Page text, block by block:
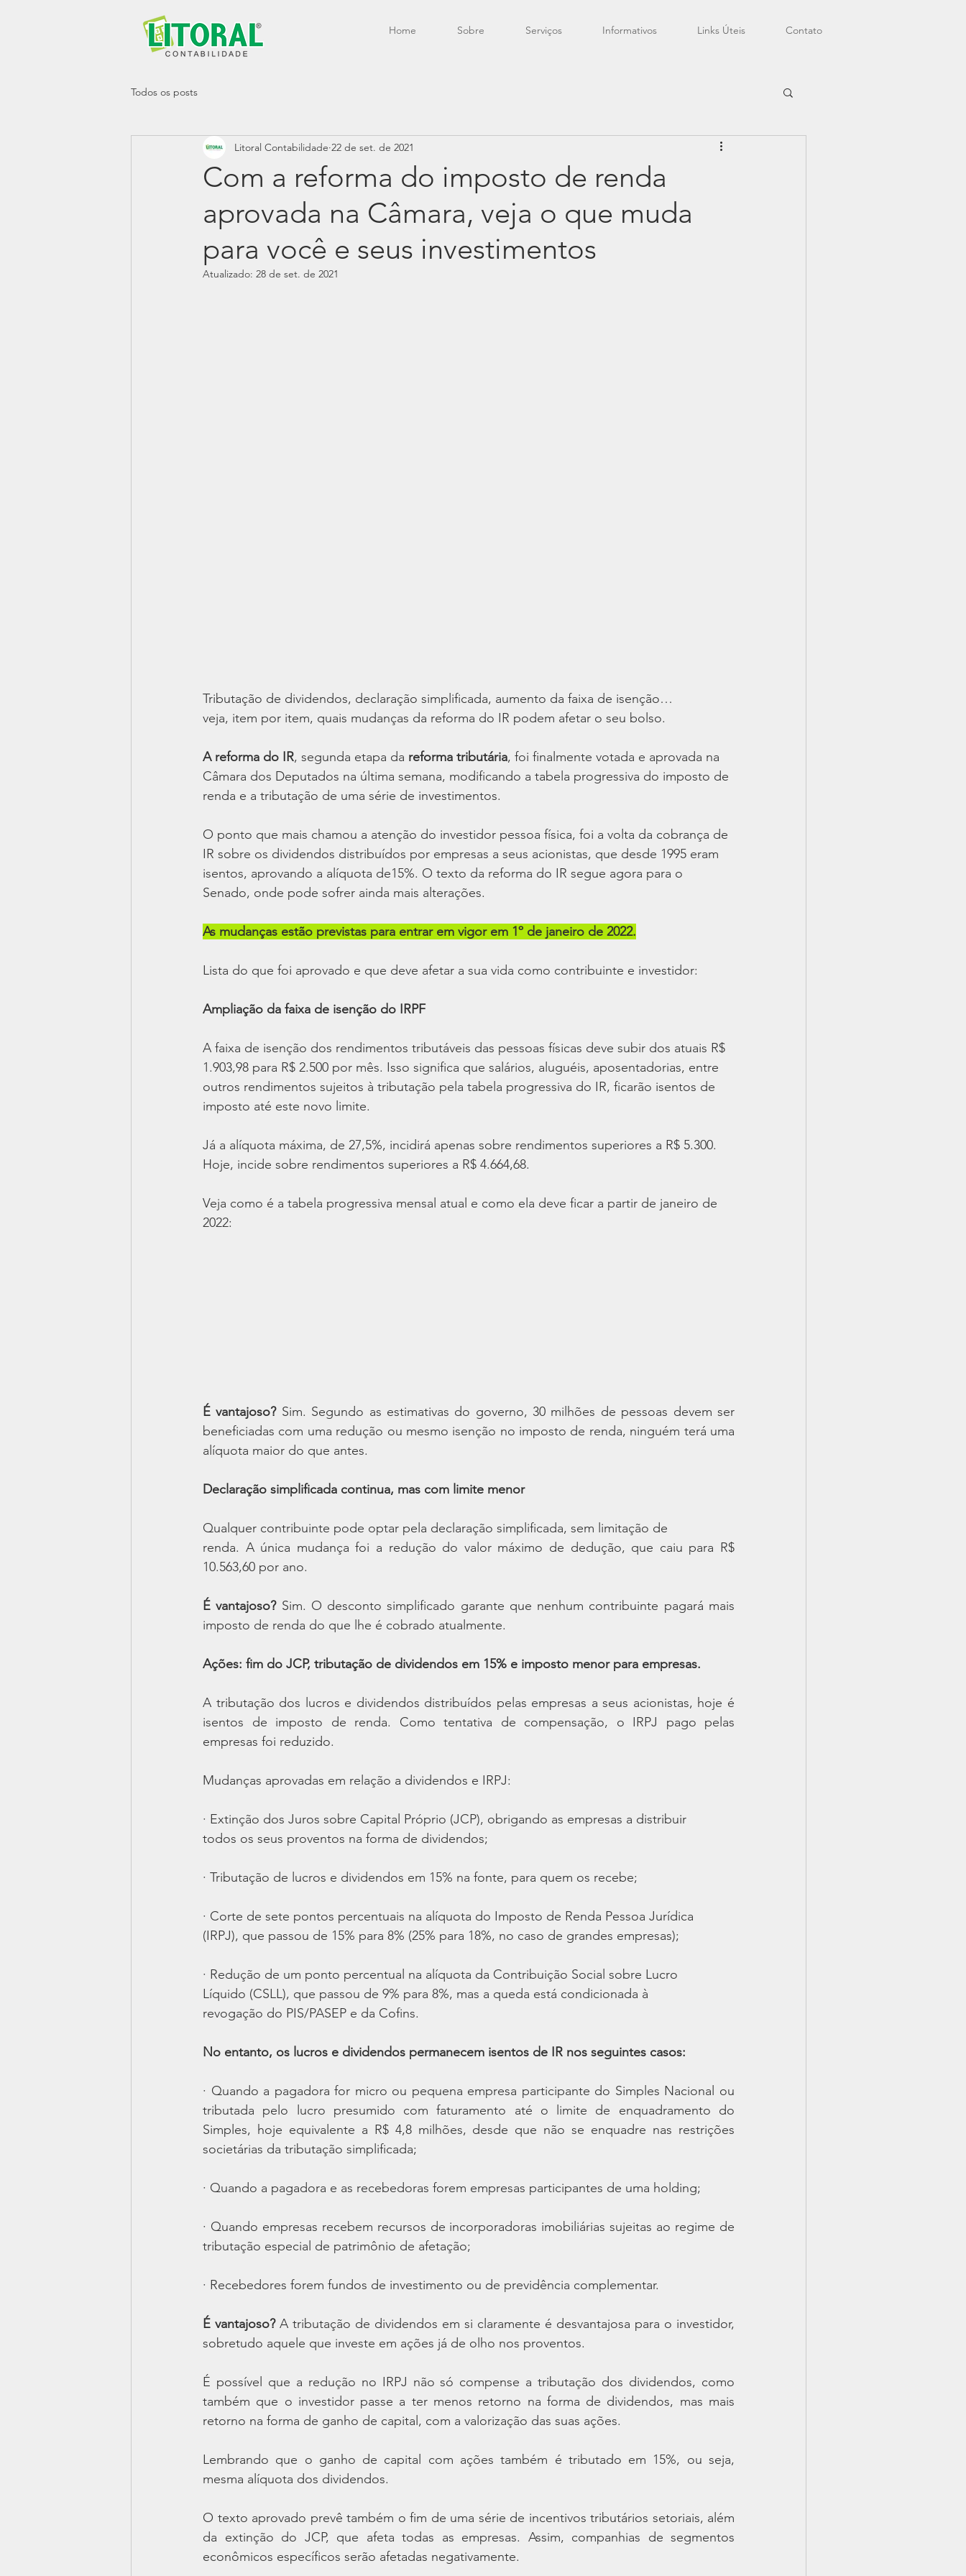
Home Sobre Serviços Informativos Links Úteis Contato
Todos os posts
Com a reforma do imposto de renda
aprovada na Câmara, veja o que muda
para você e seus investimentos
Litoral Contabilidade 22 de set. de 2021
Atualizado: 28 de set. de 2021
Tributação de dividendos, declaração simplificada, aumento da faixa de isenção…
veja, item por item, quais mudanças da reforma do IR podem afetar o seu bolso.
A reforma do IR, segunda etapa da reforma tributária, foi finalmente votada e aprovada na
Câmara dos Deputados na última semana, modificando a tabela progressiva do imposto de
renda e a tributação de uma série de investimentos.
O ponto que mais chamou a atenção do investidor pessoa física, foi a volta da cobrança de
IR sobre os dividendos distribuídos por empresas a seus acionistas, que desde 1995 eram
isentos, aprovando a alíquota de15%. O texto da reforma do IR segue agora para o
Senado, onde pode sofrer ainda mais alterações.
As mudanças estão previstas para entrar em vigor em 1º de janeiro de 2022.
Lista do que foi aprovado e que deve afetar a sua vida como contribuinte e investidor:
Ampliação da faixa de isenção do IRPF
A faixa de isenção dos rendimentos tributáveis das pessoas físicas deve subir dos atuais R$
1.903,98 para R$ 2.500 por mês. Isso significa que salários, aluguéis, aposentadorias, entre
outros rendimentos sujeitos à tributação pela tabela progressiva do IR, ficarão isentos de
imposto até este novo limite.
Já a alíquota máxima, de 27,5%, incidirá apenas sobre rendimentos superiores a R$ 5.300.
Hoje, incide sobre rendimentos superiores a R$ 4.664,68.
Veja como é a tabela progressiva mensal atual e como ela deve ficar a partir de janeiro de
2022:
É vantajoso? Sim. Segundo as estimativas do governo, 30 milhões de pessoas devem ser
beneficiadas com uma redução ou mesmo isenção no imposto de renda, ninguém terá uma
alíquota maior do que antes.
Declaração simplificada continua, mas com limite menor
Qualquer contribuinte pode optar pela declaração simplificada, sem limitação de
renda. A única mudança foi a redução do valor máximo de dedução, que caiu para R$
10.563,60 por ano.
É vantajoso? Sim. O desconto simplificado garante que nenhum contribuinte pagará mais
imposto de renda do que lhe é cobrado atualmente.
Ações: fim do JCP, tributação de dividendos em 15% e imposto menor para empresas.
A tributação dos lucros e dividendos distribuídos pelas empresas a seus acionistas, hoje é
isentos de imposto de renda. Como tentativa de compensação, o IRPJ pago pelas
empresas foi reduzido.
Mudanças aprovadas em relação a dividendos e IRPJ:
· Extinção dos Juros sobre Capital Próprio (JCP), obrigando as empresas a distribuir
todos os seus proventos na forma de dividendos;
· Tributação de lucros e dividendos em 15% na fonte, para quem os recebe;
· Corte de sete pontos percentuais na alíquota do Imposto de Renda Pessoa Jurídica
(IRPJ), que passou de 15% para 8% (25% para 18%, no caso de grandes empresas);
· Redução de um ponto percentual na alíquota da Contribuição Social sobre Lucro
Líquido (CSLL), que passou de 9% para 8%, mas a queda está condicionada à
revogação do PIS/PASEP e da Cofins.
No entanto, os lucros e dividendos permanecem isentos de IR nos seguintes casos:
· Quando a pagadora for micro ou pequena empresa participante do Simples Nacional ou
tributada pelo lucro presumido com faturamento até o limite de enquadramento do
Simples, hoje equivalente a R$ 4,8 milhões, desde que não se enquadre nas restrições
societárias da tributação simplificada;
· Quando a pagadora e as recebedoras forem empresas participantes de uma holding;
· Quando empresas recebem recursos de incorporadoras imobiliárias sujeitas ao regime de
tributação especial de patrimônio de afetação;
· Recebedores forem fundos de investimento ou de previdência complementar.
É vantajoso? A tributação de dividendos em si claramente é desvantajosa para o investidor,
sobretudo aquele que investe em ações já de olho nos proventos.
É possível que a redução no IRPJ não só compense a tributação dos dividendos, como
também que o investidor passe a ter menos retorno na forma de dividendos, mas mais
retorno na forma de ganho de capital, com a valorização das suas ações.
Lembrando que o ganho de capital com ações também é tributado em 15%, ou seja,
mesma alíquota dos dividendos.
O texto aprovado prevê também o fim de uma série de incentivos tributários setoriais, além
da extinção do JCP, que afeta todas as empresas. Assim, companhias de segmentos
econômicos específicos serão afetadas negativamente.